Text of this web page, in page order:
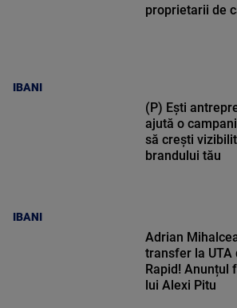
IBANI
proprietarii de
IBANI
(P) Ești
ajută o
să crești
brandului tău
Adrian
transfer la UTA
Rapid! Anunțul
lui Alexi Pitu